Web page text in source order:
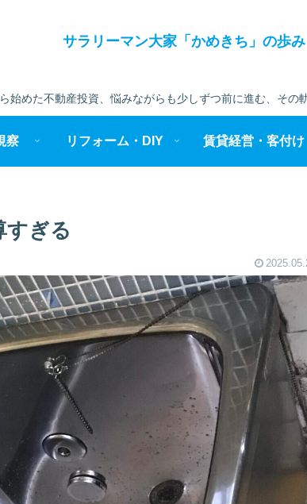
サラリーマン大家「かめきち」の歩み
始めた不動産投資、悩みながらも少しずつ前に進む、そ
察 リフォーム・DIY 賃貸経営・客付け
すぎる